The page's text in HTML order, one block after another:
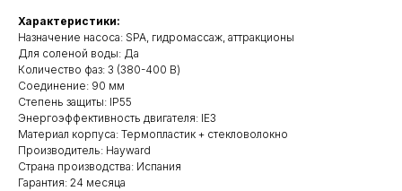
Характеристики:
Назначение насоса: SPA, гидромассаж, аттракционы
Для соленой воды: Да
Количество фаз: 3 (380-400 В)
Соединение: 90 мм
Степень защиты: IP55
Энергоэффективность двигателя: IE3
Материал корпуса: Термопластик + стекловолокно
Производитель: Hayward
Cтрана производства: Испания
Гарантия: 24 месяца